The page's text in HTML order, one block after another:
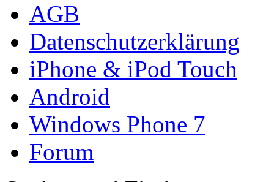
AGB
Datenschutzerklärung
iPhone & iPod Touch
Android
Windows Phone 7
Forum